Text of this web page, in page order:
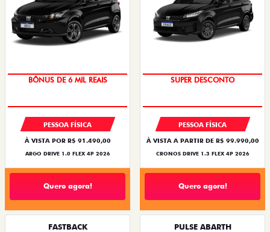
TAXA ZERO
PESSOA FÍSICA
À VISTA POR R$ 91.490,00
ARGO DRIVE 1.0 FLEX 4P 2026
Quero agora!
BÔNUS DE ATÉ R$ 14 MIL
PESSOA FÍSICA
À VISTA A PARTIR DE R$ 99.990,00
CRONOS DRIVE 1.3 FLEX 4P 2026
Quero agora!
FASTBACK PULSE ABARTH